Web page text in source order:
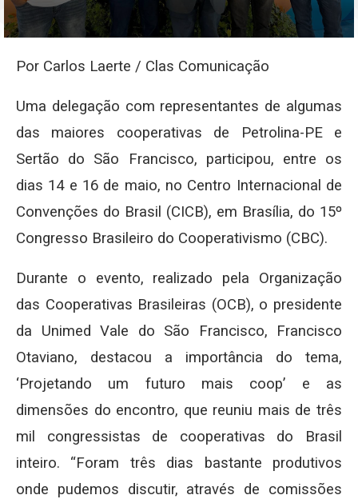
Por Carlos Laerte / Clas Comunicação
Uma delegação com representantes de algumas
das maiores cooperativas de Petrolina-PE e
Sertão do São Francisco, participou, entre os
dias 14 e 16 de maio, no Centro Internacional de
Convenções do Brasil (CICB), em Brasília, do 15º
Congresso Brasileiro do Cooperativismo (CBC).
Durante o evento, realizado pela Organização
das Cooperativas Brasileiras (OCB), o presidente
da Unimed Vale do São Francisco, Francisco
Otaviano, destacou a importância do tema,
‘Projetando um futuro mais coop’ e as
dimensões do encontro, que reuniu mais de três
mil congressistas de cooperativas do Brasil
inteiro. “Foram três dias bastante produtivos
onde pudemos discutir, através de comissões